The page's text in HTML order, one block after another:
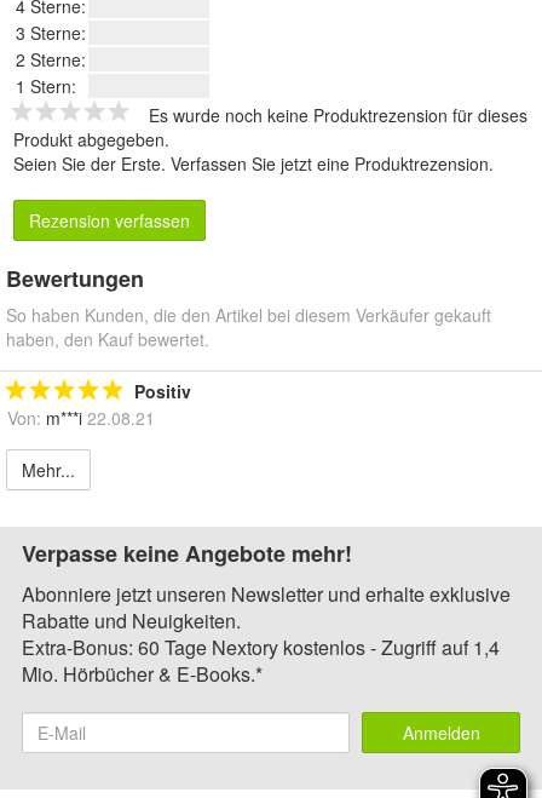
4 Sterne:
3 Sterne:
2 Sterne:
1 Stern:
Es wurde noch keine Produktrezension für dieses
Produkt abgegeben.
Seien Sie der Erste. Verfassen Sie jetzt eine Produktrezension.
Rezension verfassen
Bewertungen
So haben Kunden, die den Artikel bei diesem Verkäufer gekauft
haben, den Kauf bewertet.
Positiv
Von: m***i 22.08.21
Mehr...
Verpasse keine Angebote mehr!
Abonniere jetzt unseren Newsletter und erhalte exklusive
Rabatte und Neuigkeiten.
Extra-Bonus: 60 Tage Nextory kostenlos - Zugriff auf 1,4
Mio. Hörbücher & E-Books.*
Anmelden